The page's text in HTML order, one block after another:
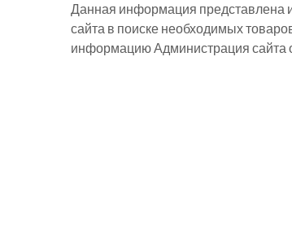
Данная информация представлена
сайта в поиске необходимых
информацию Администрация сайта